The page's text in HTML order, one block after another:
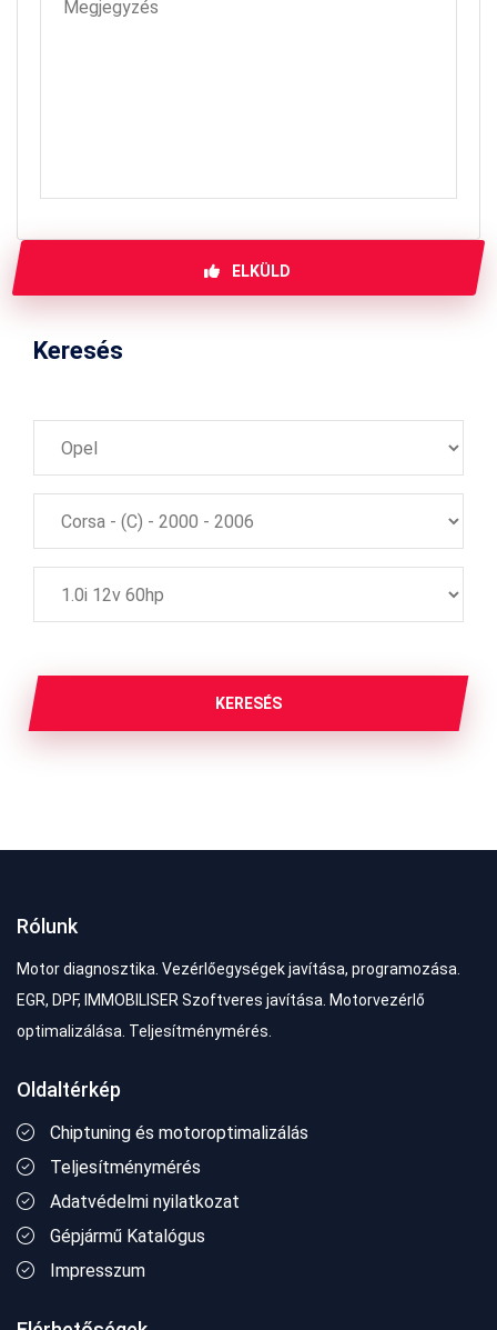
ELKÜLD
Keresés
KERESÉS
Rólunk
Motor diagnosztika. Vezérlőegységek javítása, programozása.
EGR, DPF, IMMOBILISER Szoftveres javítása. Motorvezérlő
optimalizálása. Teljesítménymérés.
Oldaltérkép
Chiptuning és motoroptimalizálás
Teljesítménymérés
Adatvédelmi nyilatkozat
Gépjármű Katalógus
Impresszum